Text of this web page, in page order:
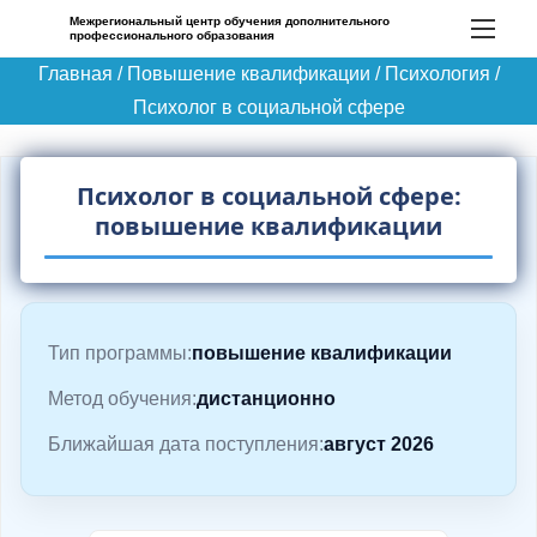
Межрегиональный центр обучения дополнительного
профессионального образования
Главная / Повышение квалификации / Психология /
Психолог в социальной сфере
Психолог в социальной сфере:
повышение квалификации
Тип программы:повышение квалификации
Метод обучения:дистанционно
Ближайшая дата поступления:август 2026